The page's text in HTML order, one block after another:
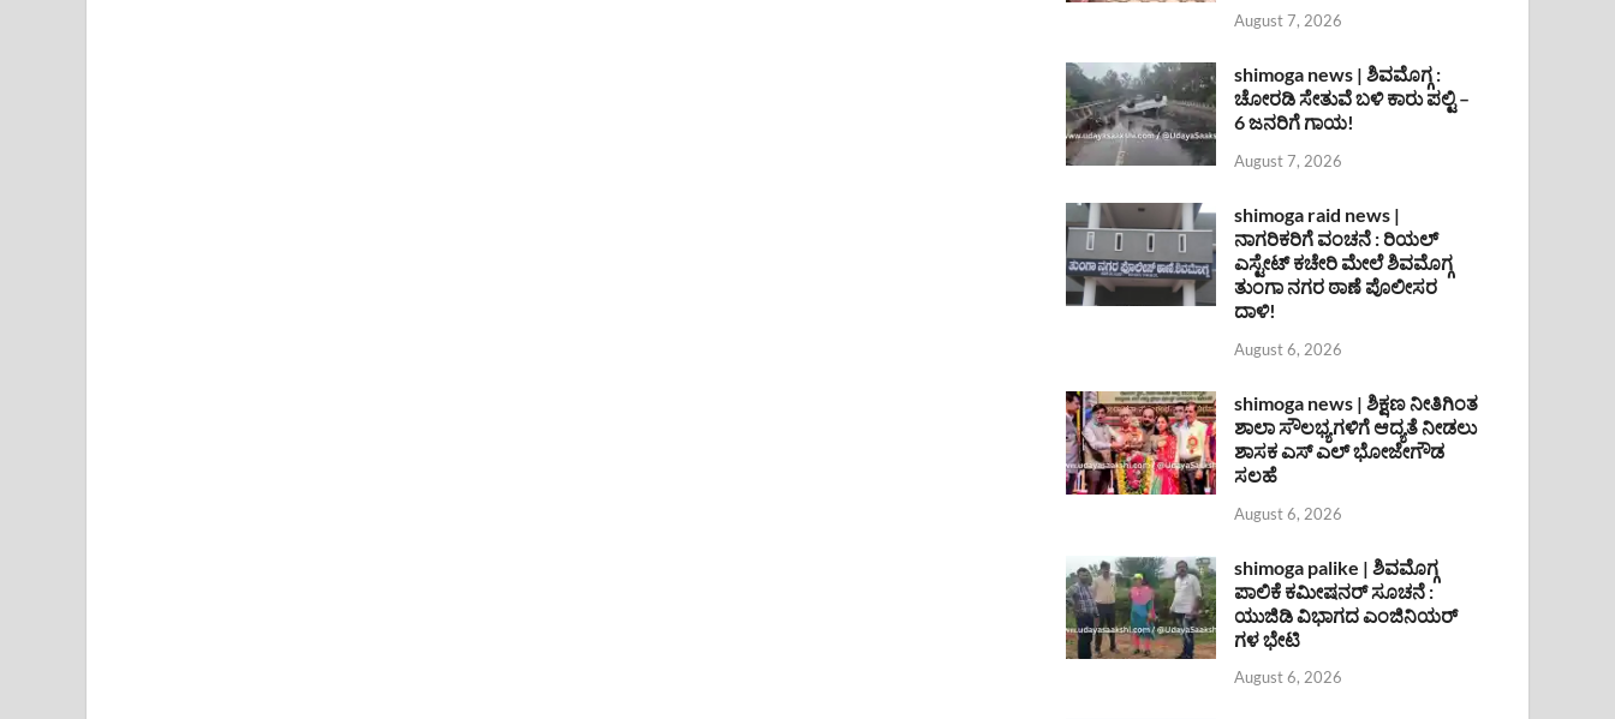
August 7, 2026
shimoga news | ಶಿವಮೊಗ್ಗ :
ಚೋರಡಿ ಸೇತುವೆ ಬಳಿ ಕಾರು ಪಲ್ಟಿ –
6 ಜನರಿಗೆ ಗಾಯ!
August 7, 2026
shimoga raid news |
ನಾಗರಿಕರಿಗೆ ವಂಚನೆ : ರಿಯಲ್
ಎಸ್ಟೇಟ್ ಕಚೇರಿ ಮೇಲೆ ಶಿವಮೊಗ್ಗ
ತುಂಗಾ ನಗರ ಠಾಣೆ ಪೊಲೀಸರ
ದಾಳಿ!
August 6, 2026
shimoga news | ಶಿಕ್ಷಣ ನೀತಿಗಿಂತ
ಶಾಲಾ ಸೌಲಭ್ಯಗಳಿಗೆ ಆದ್ಯತೆ ನೀಡಲು
ಶಾಸಕ ಎಸ್ ಎಲ್ ಭೋಜೇಗೌಡ
ಸಲಹೆ
August 6, 2026
shimoga palike | ಶಿವಮೊಗ್ಗ
ಪಾಲಿಕೆ ಕಮೀಷನರ್ ಸೂಚನೆ :
ಯುಜಿಡಿ ವಿಭಾಗದ ಎಂಜಿನಿಯರ್
ಗಳ ಭೇಟಿ
August 6, 2026